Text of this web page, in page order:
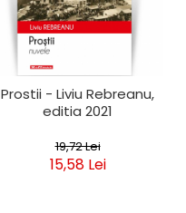
Prostii - Liviu Rebreanu,
editia 2021
19,72 Lei
15,58 Lei